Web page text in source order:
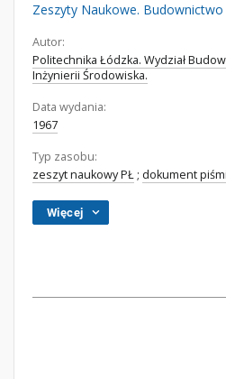
Zeszyty Naukowe. Budownictwo
Autor:
Politechnika Łódzka. Wydział
Inżynierii Środowiska.
Data wydania:
1967
Typ zasobu:
zeszyt naukowy PŁ ; dokument
Więcej